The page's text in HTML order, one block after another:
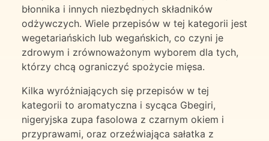
błonnika i innych niezbędnych składników
odżywczych. Wiele przepisów w tej kategorii jest
wegetariańskich lub wegańskich, co czyni je
zdrowym i zrównoważonym wyborem dla tych,
którzy chcą ograniczyć spożycie mięsa.
Kilka wyróżniających się przepisów w tej
kategorii to aromatyczna i sycąca Gbegiri,
nigeryjska zupa fasolowa z czarnym okiem i
przyprawami, oraz orzeźwiająca sałatka z